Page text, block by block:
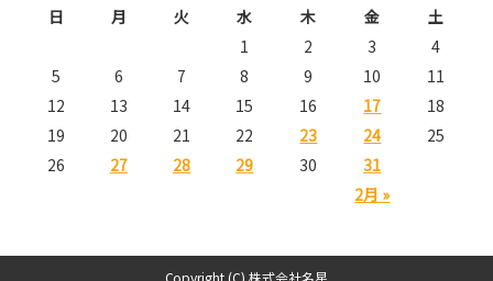
日
月 火 水 木 金 土
2月 »
1 2 3
4
5
6 7 8 9 10
11
12
13 14 15 16 17
18
19
20 21 22 23 24
25
26
27 28 29 30 31